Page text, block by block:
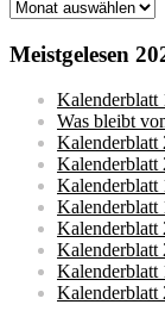
Monatsarchive
Meistgelesen
Kalenderblatt
Was bleibt
Kalenderblatt
Kalenderblatt
Kalenderblatt
Kalenderblatt
Kalenderblatt
Kalenderblatt
Kalenderblatt
Kalenderblatt